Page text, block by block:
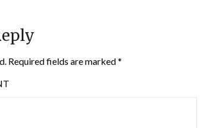
Required fields are marked*